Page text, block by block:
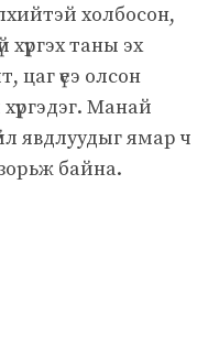
холбосон,
хүргэх таны эх
цаг үеэ олсон
хүргэдэг. Манай
явдлуудыг ямар ч
зорьж байна.